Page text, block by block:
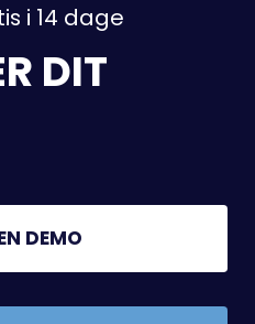
i 14 dage
DIT
DEMO